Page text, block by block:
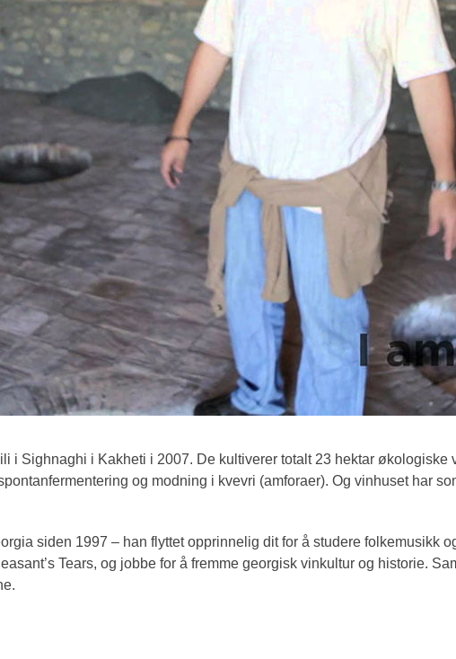
i Sighnaghi i Kakheti i 2007. De kultiverer totalt 23 hektar økologiske
og modning i kvevri (amforaer). Og vinhuset har
siden 1997 – han flyttet opprinnelig dit for å studere folkemusikk
Tears, og jobbe for å fremme georgisk vinkultur og historie.